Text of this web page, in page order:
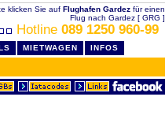
klicken Sie auf Flughafen Gardez für einen
Flug nach Gardez [ GRG ]
Hotline 089 1250 960-99
MIETWAGEN INFOS